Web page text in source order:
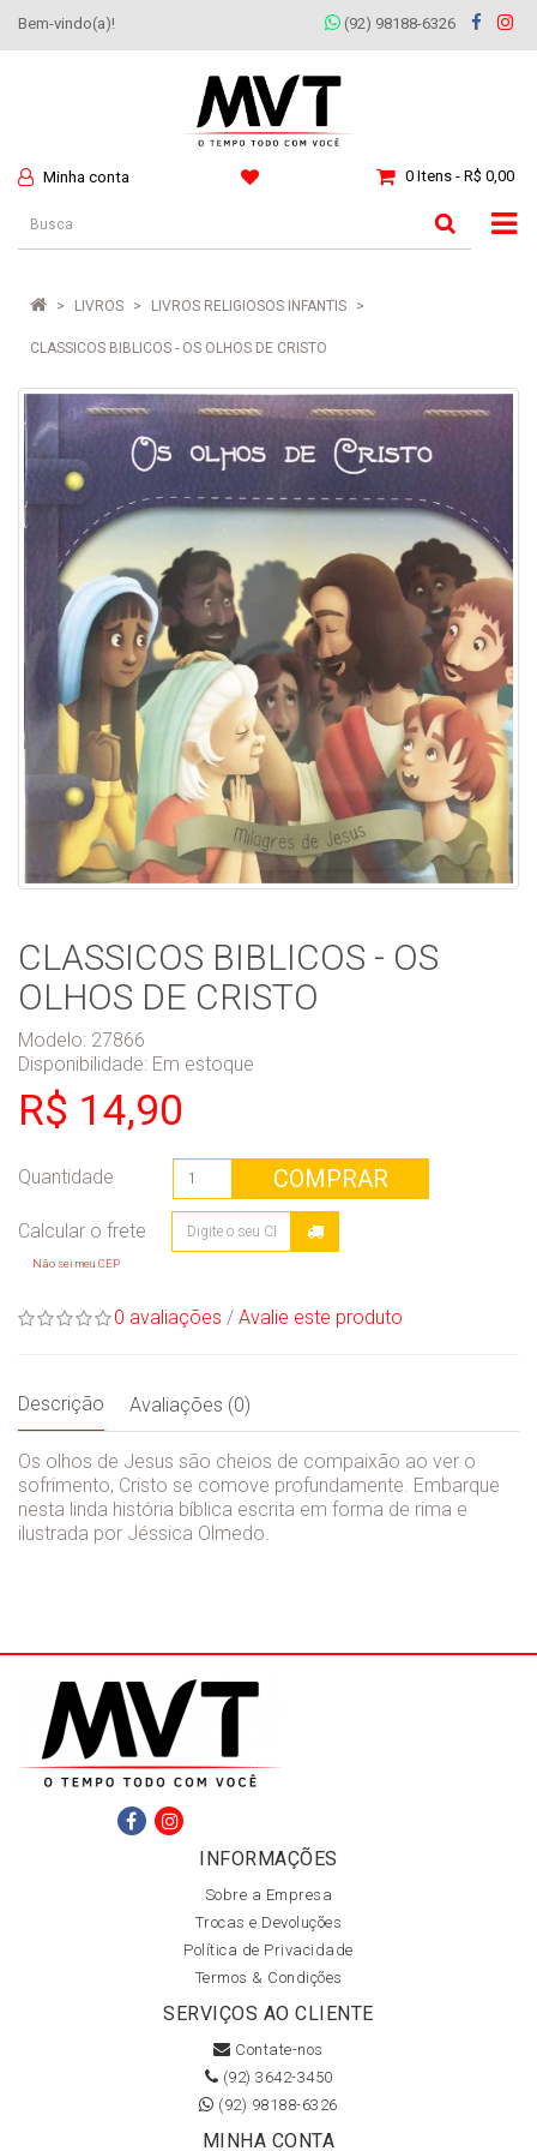
Bem-vindo(a)! (92) 98188-6326
Minha conta 0 Itens - R$ 0,00
LIVROS LIVROS RELIGIOSOS INFANTIS
CLASSICOS BIBLICOS - OS OLHOS DE CRISTO
CLASSICOS BIBLICOS - OS
OLHOS DE CRISTO
Modelo: 27866
Disponibilidade: Em estoque
R$ 14,90
Quantidade COMPRAR
Não sei meu CEP
0 avaliações / Avalie este produto
Descrição Avaliações (0)
Os olhos de Jesus são cheios de compaixão ao ver o
sofrimento, Cristo se comove profundamente. Embarque
nesta linda história bíblica escrita em forma de rima e
ilustrada por Jéssica Olmedo.
INFORMAÇÕES
Sobre a Empresa
Trocas e Devoluções
Política de Privacidade
Termos & Condições
SERVIÇOS AO CLIENTE
Contate-nos
(92) 3642-3450
(92) 98188-6326
MINHA CONTA